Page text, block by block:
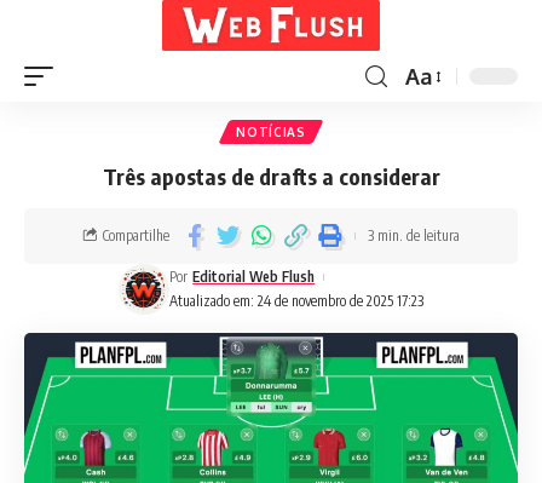
Aa
NOTÍCIAS
Três apostas de drafts a considerar
Atualizado em: 24 de novembro de 2025 17:23
Por Editorial Web Flush
Compartilhe 3 min. de leitura